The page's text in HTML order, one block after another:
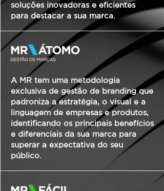
soluções inovadoras e eficientes
para destacar a sua marca.
A MR tem uma metodologia
exclusiva de gestão de branding que
padroniza a estratégia, o visual e a
linguagem de empresas e produtos,
identificando os principais benefícios
e diferenciais da sua marca para
superar a expectativa do seu
público.